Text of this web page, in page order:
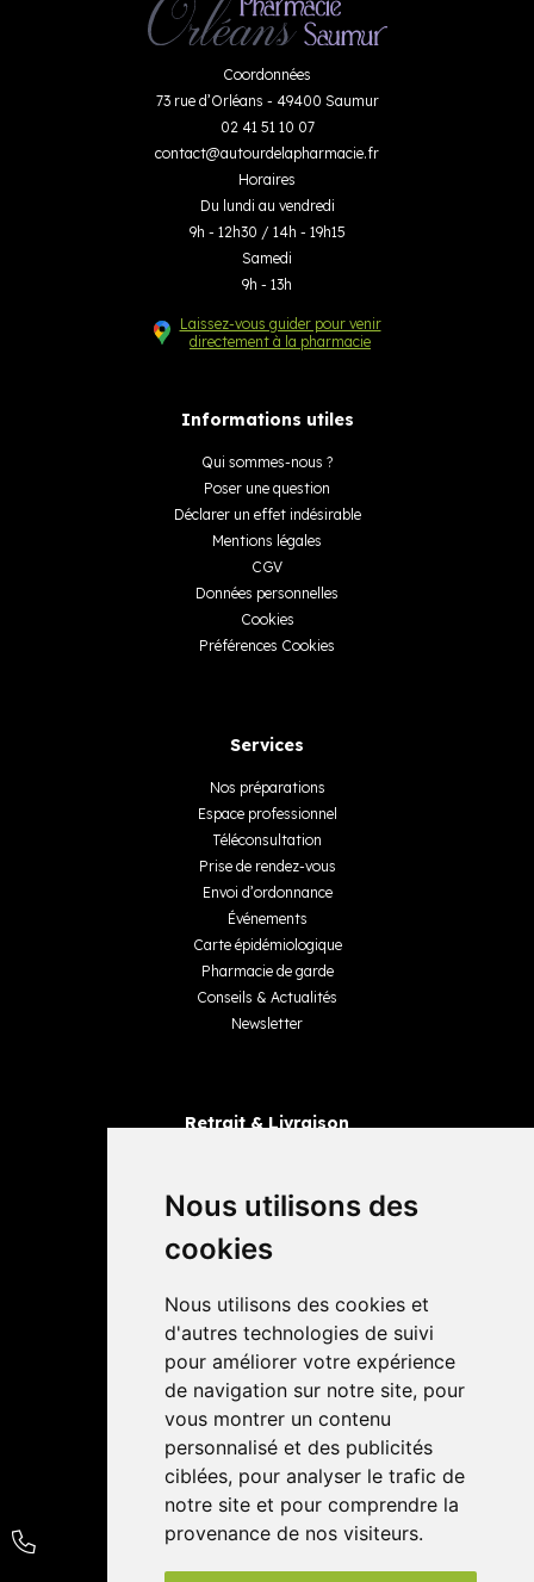
Nous utilisons des
cookies
Nous utilisons des cookies et
d'autres technologies de suivi
pour améliorer votre expérience
de navigation sur notre site, pour
vous montrer un contenu
personnalisé et des publicités
ciblées, pour analyser le trafic de
notre site et pour comprendre la
provenance de nos visiteurs.
Coordonnées
73 rue d’Orléans - 49400 Saumur
02 41 51 10 07
contact@autourdelapharmacie.fr
Horaires
Du lundi au vendredi
9h - 12h30 / 14h - 19h15
Samedi
9h - 13h
Laissez-vous guider pour venir
directement à la pharmacie
Informations utiles
Qui sommes-nous ?
Poser une question
Déclarer un effet indésirable
Mentions légales
CGV
Données personnelles
Cookies
Préférences Cookies
Services
Nos préparations
Espace professionnel
Téléconsultation
Prise de rendez-vous
Envoi d’ordonnance
Événements
Carte épidémiologique
Pharmacie de garde
Conseils & Actualités
Newsletter
Retrait & Livraison
Livraisons
4,4 / 5 65 avis